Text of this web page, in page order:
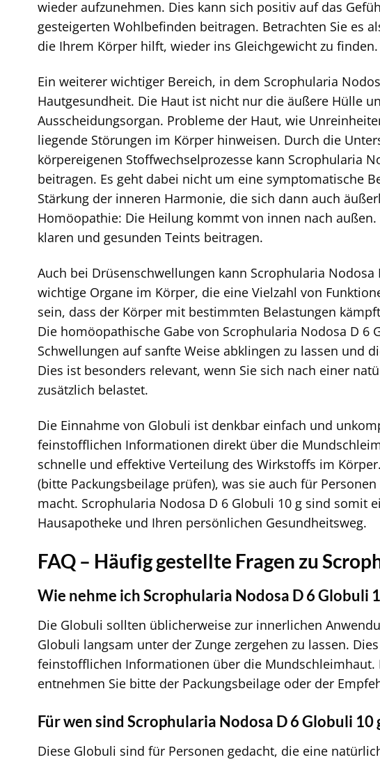
wieder aufzunehmen. Dies kann sich positiv auf das
gesteigerten Wohlbefinden beitragen. Betrachten Sie es
die Ihrem Körper hilft, wieder ins Gleichgewicht zu finden.
Ein weiterer wichtiger Bereich, in dem Scrophularia
Hautgesundheit. Die Haut ist nicht nur die äußere Hülle
Ausscheidungsorgan. Probleme der Haut, wie
liegende Störungen im Körper hinweisen. Durch die
körpereigenen Stoffwechselprozesse kann Scrophularia
beitragen. Es geht dabei nicht um eine symptomatische
Stärkung der inneren Harmonie, die sich dann auch
Homöopathie: Die Heilung kommt von innen nach
klaren und gesunden Teints beitragen.
Auch bei Drüsenschwellungen kann Scrophularia
wichtige Organe im Körper, die eine Vielzahl von
sein, dass der Körper mit bestimmten Belastungen
Die homöopathische Gabe von Scrophularia Nodosa D
Schwellungen auf sanfte Weise abklingen zu lassen und
Dies ist besonders relevant, wenn Sie sich nach einer
zusätzlich belastet.
Die Einnahme von Globuli ist denkbar einfach und
feinstofflichen Informationen direkt über die
schnelle und effektive Verteilung des Wirkstoffs im
(bitte Packungsbeilage prüfen), was sie auch für
macht. Scrophularia Nodosa D 6 Globuli 10 g sind somit
Hausapotheke und Ihren persönlichen Gesundheitsweg.
FAQ – Häufig gestellte Fragen zu
Wie nehme ich Scrophularia Nodosa D 6 Globuli
Die Globuli sollten üblicherweise zur innerlichen
Globuli langsam unter der Zunge zergehen zu lassen.
feinstofflichen Informationen über die
entnehmen Sie bitte der Packungsbeilage oder der
Für wen sind Scrophularia Nodosa D 6 Globuli 10
Diese Globuli sind für Personen gedacht, die eine